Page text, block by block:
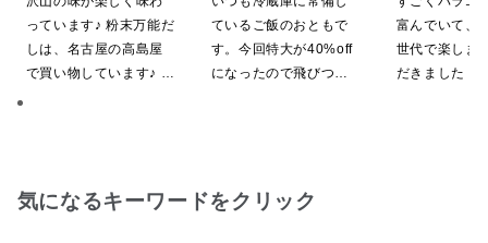
り）
ているご飯のおともで
す。今回特大が40%off
になったので飛びつき
施中】【のし
グ・化粧箱詰
富んでいて、
世代で楽しま
だきました！
施中】【のし・ラッピン
グ・化粧箱詰め不可】
っています♪ 粉末万能だ
しは、名古屋の高島屋
で買い物しています♪ と
気になるキーワードをクリック